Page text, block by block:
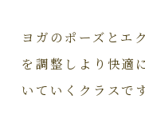
ヨガのポーズとエ
を調整しより快適
いていくクラスです